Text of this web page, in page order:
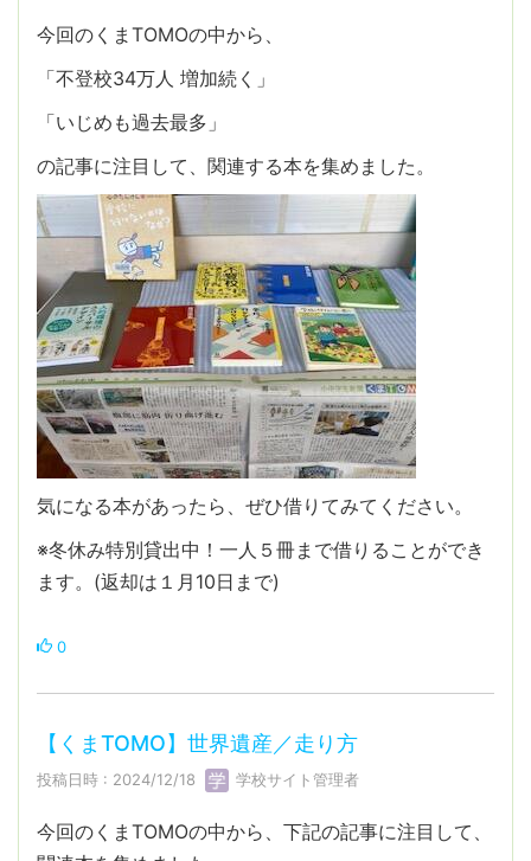
今回のくまTOMOの中から、
「不登校34万人 増加続く」
「いじめも過去最多」
の記事に注目して、関連する本を集めました。
気になる本があったら、ぜひ借りてみてください。
※冬休み特別貸出中！一人５冊まで借りることができ
ます。(返却は１月10日まで)
0
【くまTOMO】世界遺産／走り方
投稿日時 : 2024/12/18 学校サイト管理者
今回のくまTOMOの中から、下記の記事に注目して、